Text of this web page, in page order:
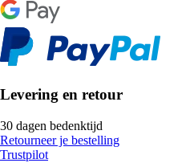
Levering en retour
30 dagen bedenktijd
Retourneer je bestelling
Trustpilot